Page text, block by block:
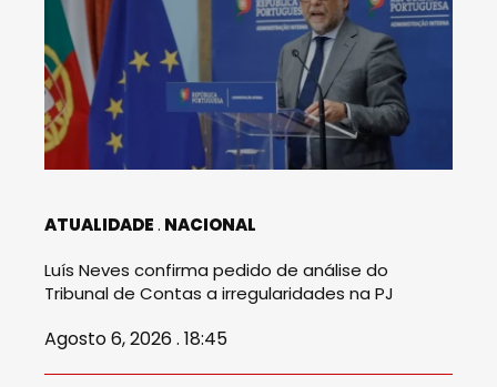
ATUALIDADE NACIONAL
Luís Neves confirma pedido de análise do
Tribunal de Contas a irregularidades na PJ
Agosto 6, 2026 . 18:45